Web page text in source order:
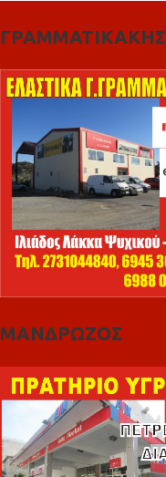
ΓΡΑΜΜΑΤΙΚΑΚΗΣ
ΜΑΝΔΡΩΖΟΣ